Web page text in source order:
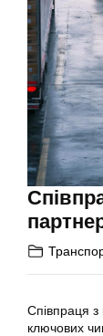
Співпраця з
ключових